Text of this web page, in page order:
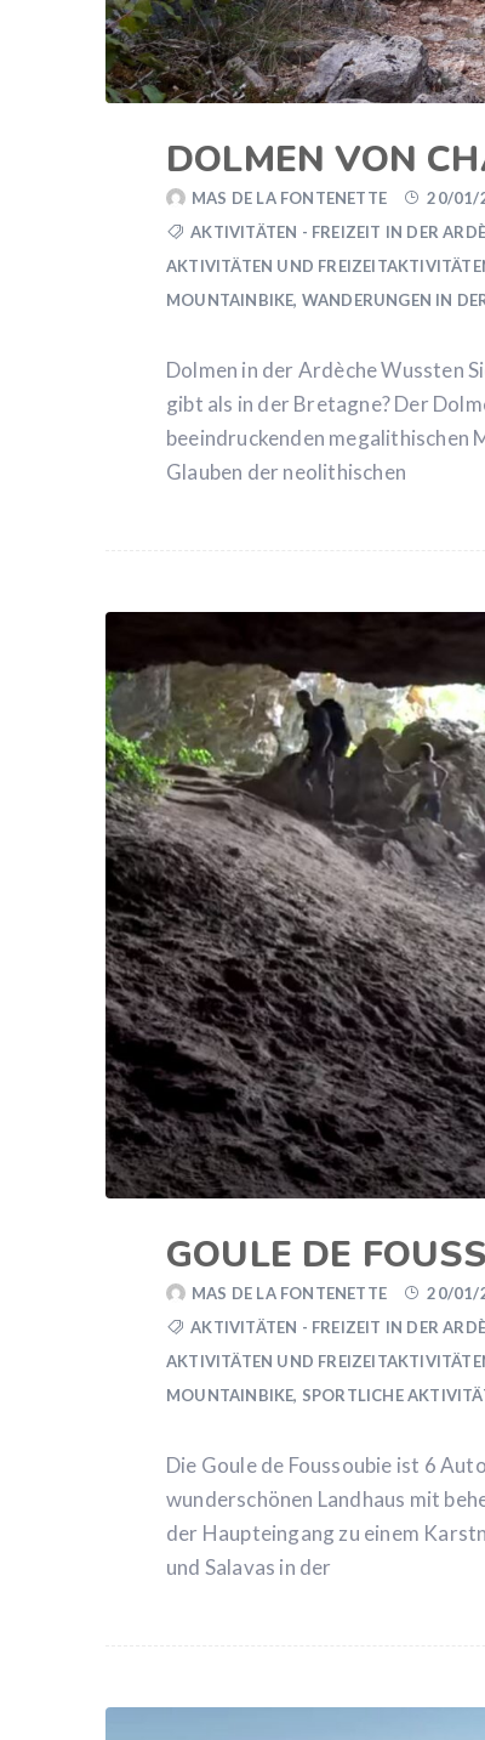
DOLMEN VON
MAS DE LA FONTENETTE
20/01/
AKTIVITÄTEN - FREIZEIT IN DER
AKTIVITÄTEN UND
MOUNTAINBIKE, WANDERUNGEN IN
Dolmen in der Ardèche Wussten
gibt als in der Bretagne? Der
beeindruckenden megalithischen
Glauben der neolithischen
GOULE DE
MAS DE LA FONTENETTE
20/01/
AKTIVITÄTEN - FREIZEIT IN DER
AKTIVITÄTEN UND
MOUNTAINBIKE, SPORTLICHE
Die Goule de Foussoubie ist 6
wunderschönen Landhaus mit
der Haupteingang zu einem
und Salavas in der